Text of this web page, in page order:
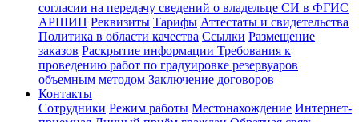
согласии на передачу сведений о владельце СИ в ФГИС
АРШИН Реквизиты Тарифы Аттестаты и свидетельства
Политика в области качества Ссылки Размещение
заказов Раскрытие информации Требования к
проведению работ по градуировке резервуаров
объемным методом Заключение договоров
Контакты
Сотрудники Режим работы Местонахождение Интернет-